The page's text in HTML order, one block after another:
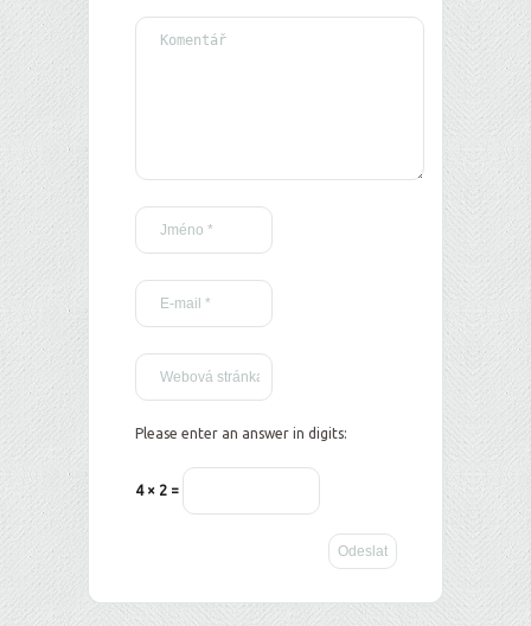
Please enter an answer in digits:
4 × 2 =